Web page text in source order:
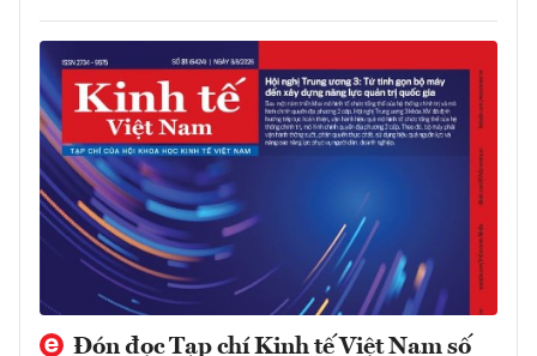
Đón đọc Tạp chí Kinh tế Việt Nam số